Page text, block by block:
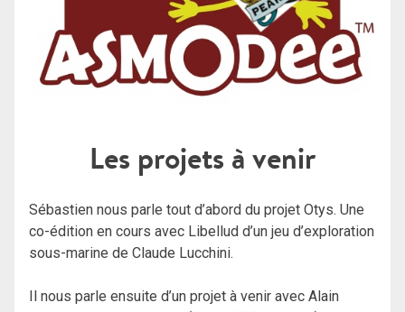
Les projets à venir
Sébastien nous parle tout d’abord du projet Otys. Une
co-édition en cours avec Libellud d’un jeu d’exploration
sous-marine de Claude Lucchini.
Il nous parle ensuite d’un projet à venir avec Alain